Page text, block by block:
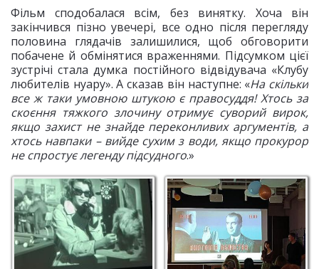
Фільм сподобалася всім, без винятку. Хоча він
закінчився пізно увечері, все одно після перегляду
половина глядачів залишилися, щоб обговорити
побачене й обмінятися враженнями. Підсумком цієї
зустрічі стала думка постійного відвідувача «Клубу
любителів нуару». А сказав він наступне: «На скільки
все ж таки умовною штукою є правосуддя! Хтось за
скоєння тяжкого злочину отримує суворий вирок,
якщо захист не знайде переконливих аргументів, а
хтось навпаки – вийде сухим з води, якщо прокурор
не спростує легенду підсудного.»